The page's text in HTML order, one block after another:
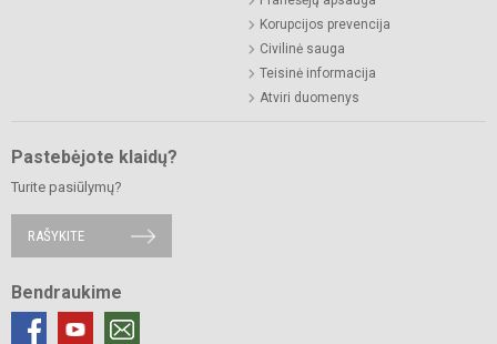
Korupcijos prevencija
Civilinė sauga
Teisinė informacija
Atviri duomenys
Pastebėjote klaidų?
Turite pasiūlymų?
RAŠYKITE
Bendraukime